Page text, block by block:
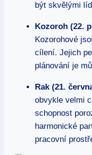
být skvělými
Kozoroh (22.
⁣Kozorohové
cílení. Jejich
plánování‌ je
Rak (21.
obvykle velmi
schopnost‌
​harmonické
pracovní